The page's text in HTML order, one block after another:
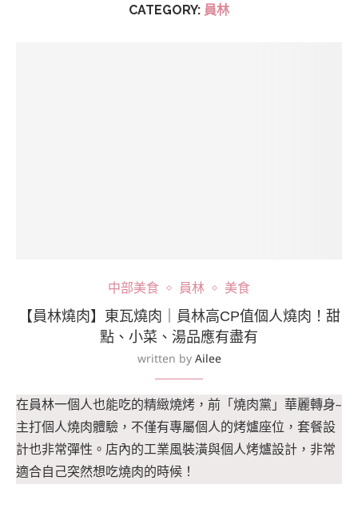
CATEGORY: 員林
中部美食 員林 美食
【員林燒肉】東瓦燒肉｜員林高CP值個人燒肉！甜
點、小菜、湯品應有盡有
written by Ailee
在員林一個人也能吃的精緻燒烤，前「燒肉黨」華麗轉身~
主打個人燒肉體驗，不僅有專屬個人的烤爐座位，套餐設
計也非常彈性。店內的工業風裝潢與個人烤爐設計，非常
適合自己突然想吃燒肉的時候！